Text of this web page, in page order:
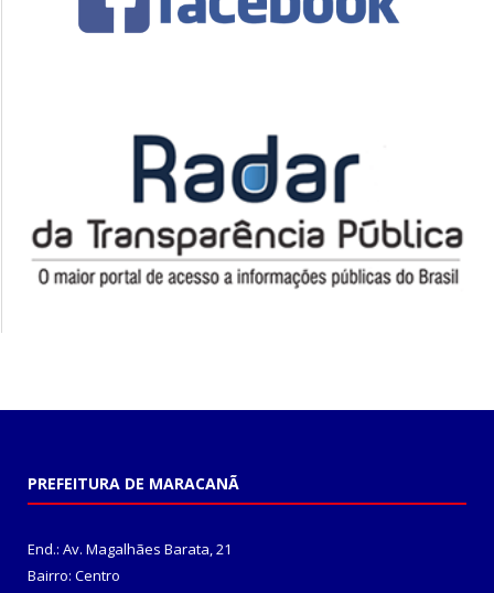
PREFEITURA DE MARACANÃ
End.: Av. Magalhães Barata, 21
Bairro: Centro